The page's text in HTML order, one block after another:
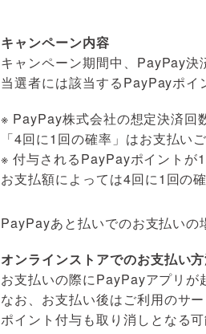
キャンペーン内容
キャンペーン期間中、PayPay決
当選者には該当するPayPayポイ
※ PayPay株式会社の想定決済回
「4回に1回の確率」はお支払い
※ 付与されるPayPayポイントが
お支払額によっては4回に1回の
PayPayあと払いでのお支払いの
オンラインストアでのお支払い
お支払いの際にPayPayアプリが
なお、お支払い後はご利用のサ
ポイント付与も取り消しとなる